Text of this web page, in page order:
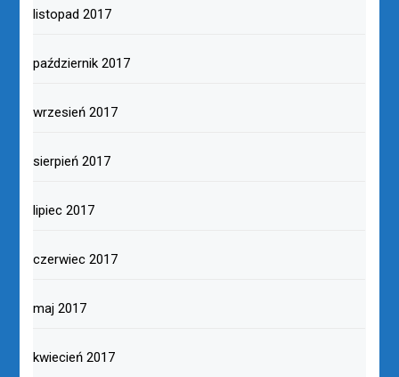
listopad 2017
październik 2017
wrzesień 2017
sierpień 2017
lipiec 2017
czerwiec 2017
maj 2017
kwiecień 2017